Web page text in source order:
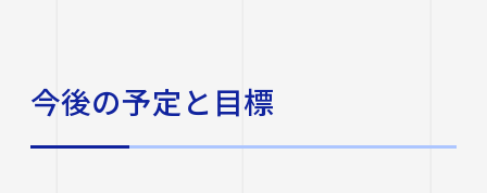
今後の予定と目標